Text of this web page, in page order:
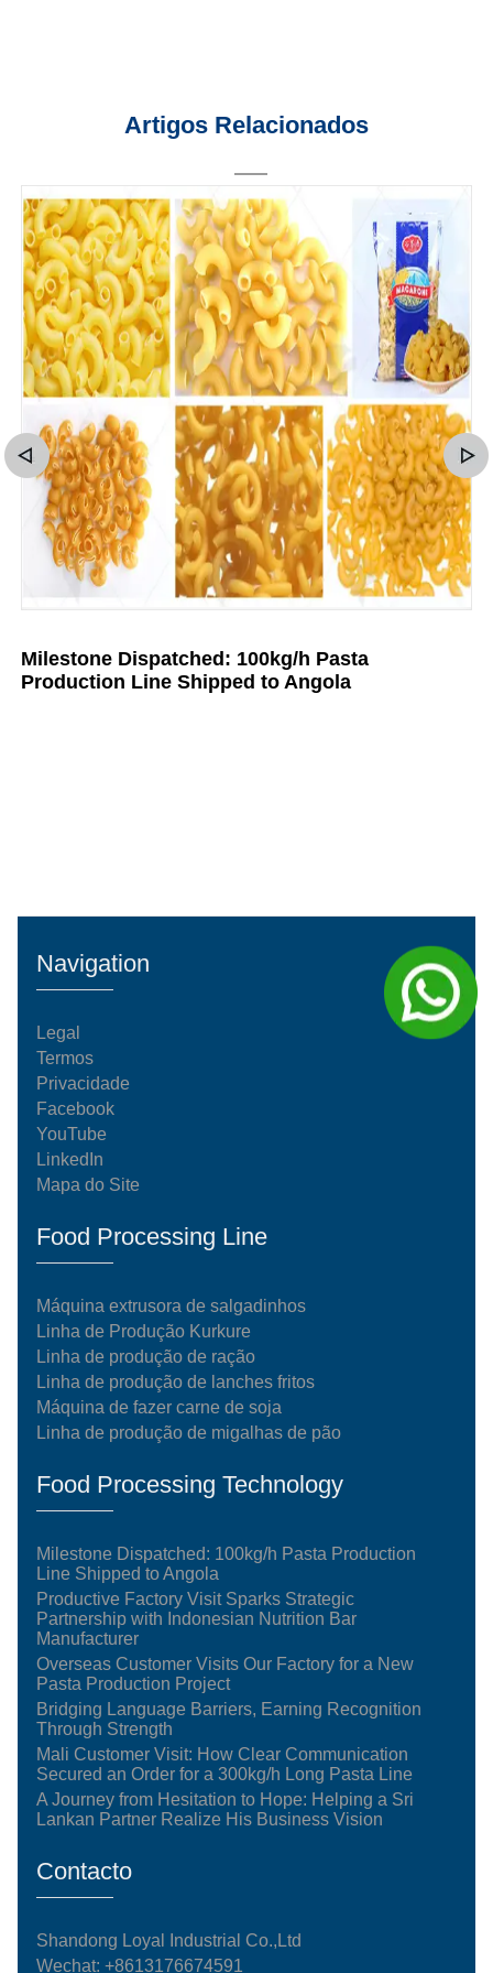
Artigos Relacionados
Milestone Dispatched: 100kg/h Pasta
Production Line Shipped to Angola
Navigation
Legal
Termos
Privacidade
Facebook
YouTube
LinkedIn
Mapa do Site
Food Processing Line
Máquina extrusora de salgadinhos
Linha de Produção Kurkure
Linha de produção de ração
Linha de produção de lanches fritos
Máquina de fazer carne de soja
Linha de produção de migalhas de pão
Food Processing Technology
Milestone Dispatched: 100kg/h Pasta Production
Line Shipped to Angola
Productive Factory Visit Sparks Strategic
Partnership with Indonesian Nutrition Bar
Manufacturer
Overseas Customer Visits Our Factory for a New
Pasta Production Project
Bridging Language Barriers, Earning Recognition
Through Strength
Mali Customer Visit: How Clear Communication
Secured an Order for a 300kg/h Long Pasta Line
A Journey from Hesitation to Hope: Helping a Sri
Lankan Partner Realize His Business Vision
Contacto
Shandong Loyal Industrial Co.,Ltd
Wechat: +8613176674591